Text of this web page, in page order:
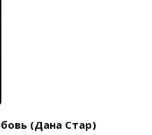
(Дана Стар)